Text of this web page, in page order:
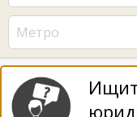
Метро